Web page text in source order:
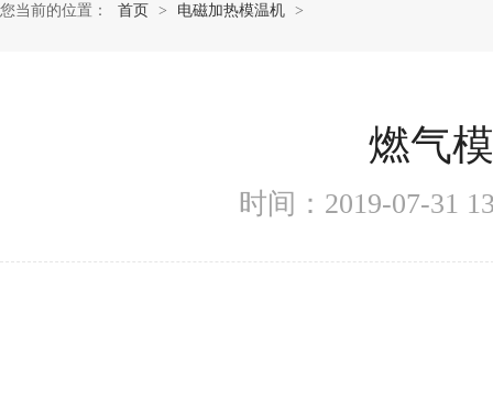
您当前的位置： 首页 > 电磁加热模温机 >
燃气
时间：2019-07-